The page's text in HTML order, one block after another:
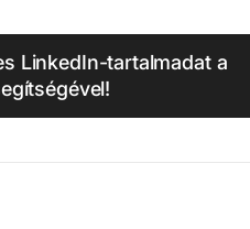
LinkedIn-tartalmadat a